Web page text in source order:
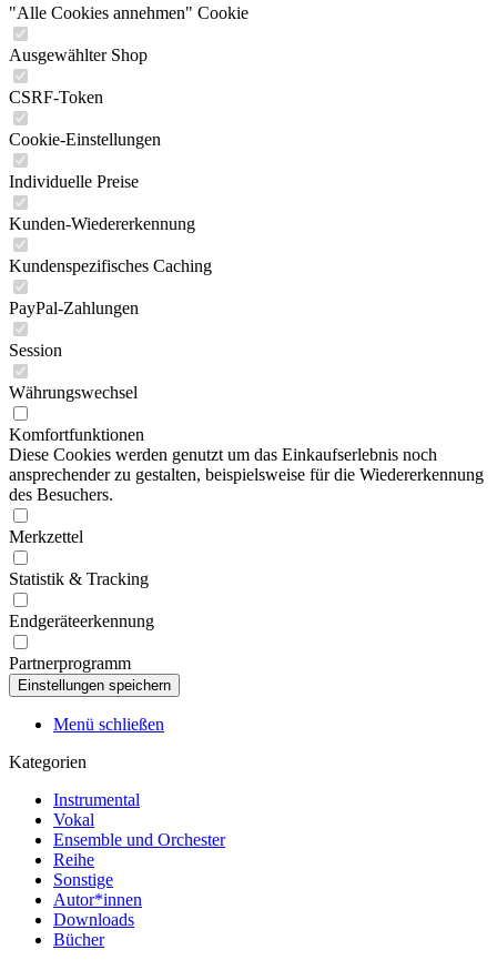
"Alle Cookies annehmen" Cookie
Ausgewählter Shop
CSRF-Token
Cookie-Einstellungen
Individuelle Preise
Kunden-Wiedererkennung
Kundenspezifisches Caching
PayPal-Zahlungen
Session
Währungswechsel
Komfortfunktionen
Diese Cookies werden genutzt um das Einkaufserlebnis noch
ansprechender zu gestalten, beispielsweise für die Wiedererkennung
des Besuchers.
Merkzettel
Statistik & Tracking
Endgeräteerkennung
Partnerprogramm
Menü schließen
Kategorien
Instrumental
Vokal
Ensemble und Orchester
Reihe
Sonstige
Autor*innen
Downloads
Bücher